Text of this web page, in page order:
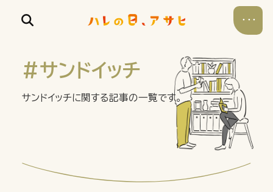
#サンドイッチ
サンドイッチに関する記事の一覧です。